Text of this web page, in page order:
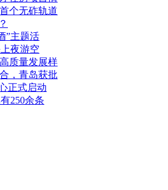
个无砟轨道
”主题活
夜游空
质量发展样
，青岛获批
正式启动
250余条